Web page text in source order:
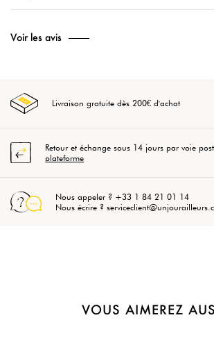
Voir les avis
Livraison gratuite dès 200€ d'achat
Retour et échange sous 14 jours par voie
plateforme
Nous appeler ? +33 1 84 21 01 14
Nous écrire ?
VOUS AIMEREZ